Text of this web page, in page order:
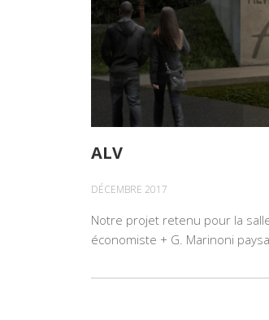
ALV
DÉCEMBRE 2017
Notre projet retenu pour la
économiste + G. Marinoni